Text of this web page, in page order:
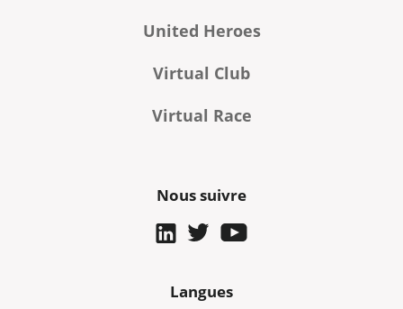
United Heroes
Virtual Club
Virtual Race
Nous suivre
Langues